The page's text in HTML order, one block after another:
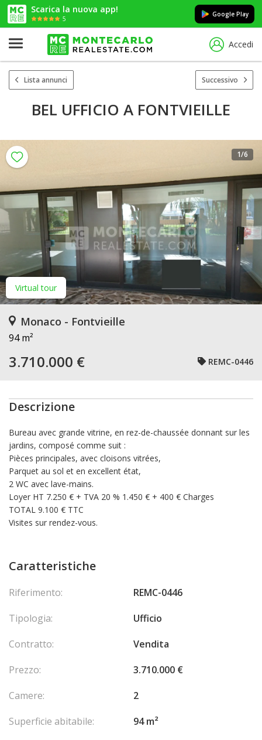
Scarica la nuova app!
5
Google Play
Accedi
Lista annunci Successivo
BEL UFFICIO A FONTVIEILLE
Virtual tour
1/6
Monaco - Fontvieille
94 m²
3.710.000 € REMC-0446
Descrizione
Bureau avec grande vitrine, en rez-de-chaussée donnant sur les
jardins, composé comme suit :
Pièces principales, avec cloisons vitrées,
Parquet au sol et en excellent état,
2 WC avec lave-mains.
Loyer HT 7.250 € + TVA 20 % 1.450 € + 400 € Charges
TOTAL 9.100 € TTC
Visites sur rendez-vous.
Caratteristiche
Riferimento:
REMC-0446
Tipologia:
Ufficio
Contratto:
Vendita
Prezzo:
3.710.000 €
Camere:
2
Superficie abitabile:
94 m²